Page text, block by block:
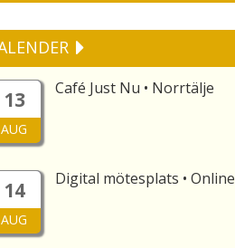
13
AUG
Café Just Nu • Norrtälje
14
AUG
Digital mötesplats • Online